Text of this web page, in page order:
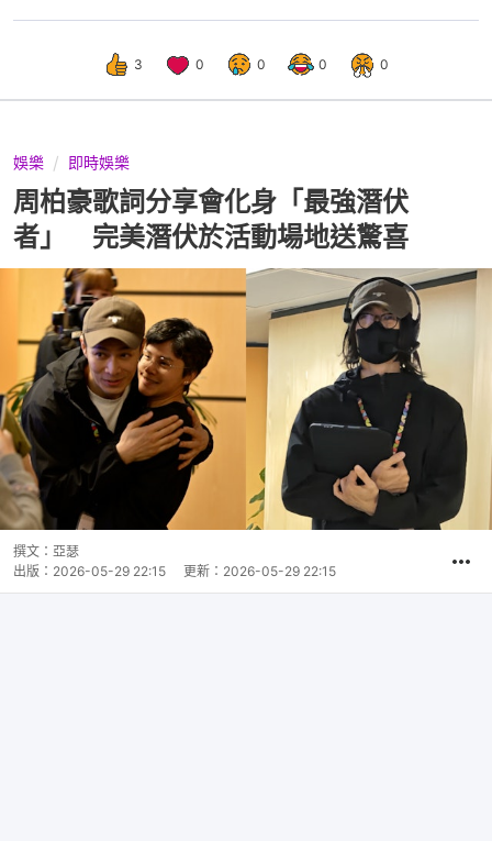
3 0 0 0 0
娛樂 即時娛樂
周柏豪歌詞分享會化身「最強潛伏
者」 完美潛伏於活動場地送驚喜
撰文： 亞瑟
出版： 2026-05-29 22:15 更新： 2026-05-29 22:15